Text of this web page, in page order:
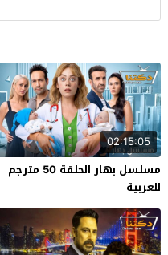
02:15:05
مسلسل بهار الحلقة 50 مترجم
للعربية